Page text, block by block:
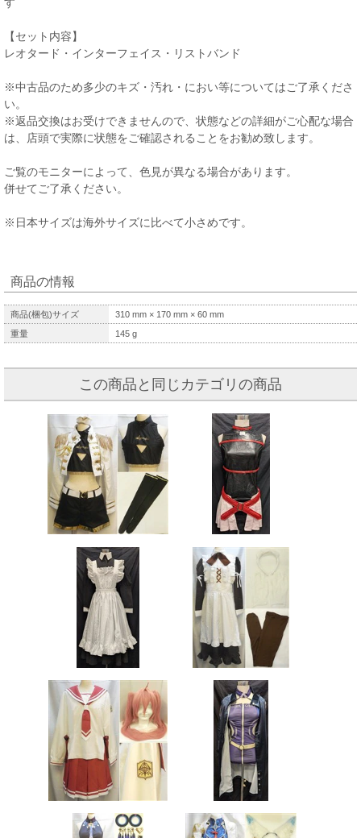
【セット内容】
レオタード・インターフェイス・リストバンド
※中古品のため多少のキズ・汚れ・におい等についてはご了承くださ
い。
※返品交換はお受けできませんので、状態などの詳細がご心配な場合
は、店頭で実際に状態をご確認されることをお勧め致します。
ご覧のモニターによって、色見が異なる場合があります。
併せてご了承ください。
※日本サイズは海外サイズに比べて小さめです。
商品の情報
商品(梱包)サイズ 310 mm × 170 mm × 60 mm
重量
145 g
この商品と同じカテゴリの商品